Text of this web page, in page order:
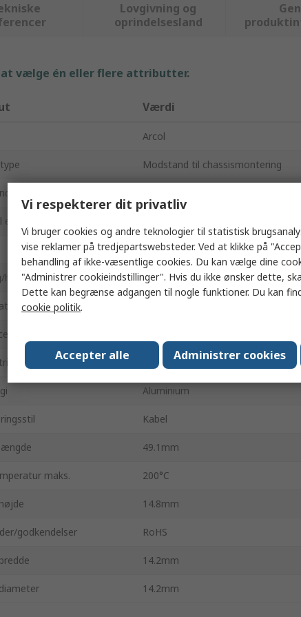
Lovgivning og
oprindelsesland
at vælge én eller flere attributter.
Værdi
Arcol
Modstand til chassismontering
HS50F
Aluminium
Aluminium
Kabel
49.1mm
maks. 200°C
14.8mm
godkendelser RoHS
14.2mm
14.2mm
Vi respekterer dit privatliv
Vi bruger cookies og andre teknologier til statistisk
vise reklamer på tredjepartswebsteder. Ved at klikke på
behandling af ikke-væsentlige cookies. Du kan vælge dine
"Administrer cookieindstillinger". Hvis du ikke ønsker dette,
Dette kan begrænse adgangen til nogle funktioner. Du kan
cookie politik.
Accepter alle Administrer cookies